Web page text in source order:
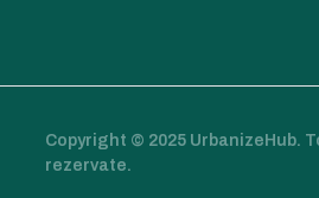
Copyright © 2025 UrbanizeHub.
rezervate.